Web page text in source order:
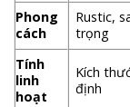
Phong
cách
Rustic,
trọng
Tính
linh
hoạt
Kích
định